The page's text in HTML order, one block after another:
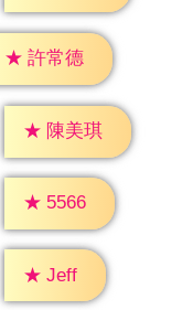
★ 許常德
★ 陳美琪
★ 5566
★ Jeff